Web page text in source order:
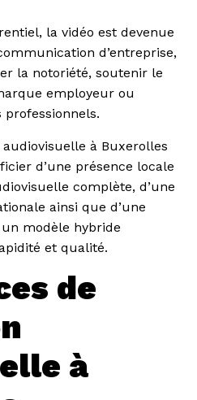
la vidéo est devenue
d’entreprise,
la notoriété, soutenir le
employeur ou
professionnels.
à Buxerolles
d’une présence locale
complète, d’une
ainsi que d’une
modèle hybride
et qualité.
de
à